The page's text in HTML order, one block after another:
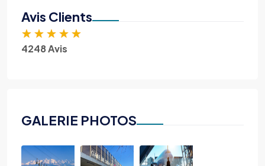
Avis Clients
★ ★ ★ ★ ★
4248 Avis
GALERIE PHOTOS